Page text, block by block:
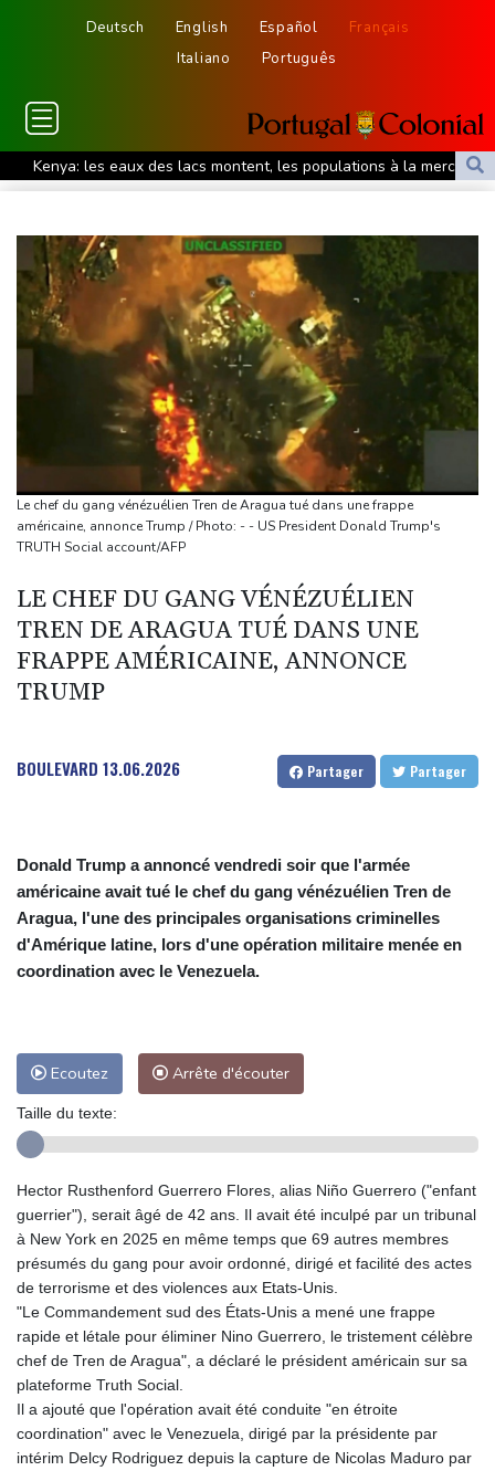
Deutsch English Español
Français
Italiano
Português
Kenya: les eaux des lacs montent, les populations à la merci des
crocodiles
modèle apaisant bientôt copié
Masters 1000 de Montréal: Fils évite le piège Svajda, Monfils fait
ses adieux
Corse: le FLNC rejette le projet d'autonomie et menace les non-
Corses venant vivre dans l'île
L'Iran dit s'être accordé avec Oman sur Ormuz, mais la
réouverture dépendra de Washington
Le président birman en Thaïlande pour remettre son pays sur la
scène diplomatique
Masters 1000 de Montréal: Zverev éliminé, Auger-Aliassime
L'auteur présumé de l'attentat contre un cortège syndical à
Munich face à son verdict
La Fifa reconnaît des "erreurs" et présente des "excuses" après
une réunion de crise au Maroc
Le chef du gang vénézuélien Tren de Aragua tué dans une frappe
américaine, annonce Trump / Photo: - - US President Donald Trump's
TRUTH Social account/AFP
LE CHEF DU GANG VÉNÉZUÉLIEN
TREN DE ARAGUA TUÉ DANS UNE
FRAPPE AMÉRICAINE, ANNONCE
TRUMP
BOULEVARD 13.06.2026 Partager Partager
Donald Trump a annoncé vendredi soir que l'armée
américaine avait tué le chef du gang vénézuélien Tren de
Aragua, l'une des principales organisations criminelles
d'Amérique latine, lors d'une opération militaire menée en
coordination avec le Venezuela.
Ecoutez Arrête d'écouter
Taille du texte:
Hector Rusthenford Guerrero Flores, alias Niño Guerrero ("enfant
guerrier"), serait âgé de 42 ans. Il avait été inculpé par un tribunal
à New York en 2025 en même temps que 69 autres membres
présumés du gang pour avoir ordonné, dirigé et facilité des actes
de terrorisme et des violences aux Etats‑Unis.
"Le Commandement sud des États-Unis a mené une frappe
rapide et létale pour éliminer Nino Guerrero, le tristement célèbre
chef de Tren de Aragua", a déclaré le président américain sur sa
plateforme Truth Social.
Il a ajouté que l'opération avait été conduite "en étroite
coordination" avec le Venezuela, dirigé par la présidente par
intérim Delcy Rodriguez depuis la capture de Nicolas Maduro par